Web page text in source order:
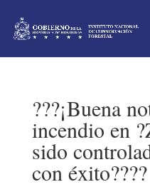
???¡Buena
incendio en
sido
con éxito????